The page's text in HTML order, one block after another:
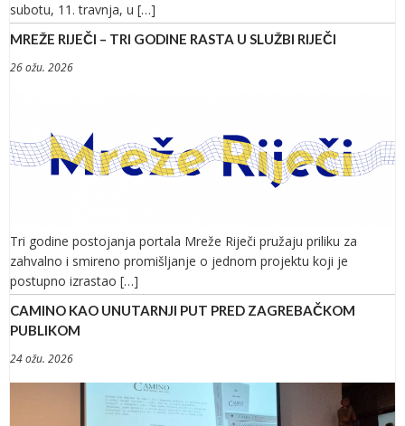
subotu, 11. travnja, u […]
MREŽE RIJEČI – TRI GODINE RASTA U SLUŽBI RIJEČI
26 ožu. 2026
Tri godine postojanja portala Mreže Riječi pružaju priliku za
zahvalno i smireno promišljanje o jednom projektu koji je
postupno izrastao […]
CAMINO KAO UNUTARNJI PUT PRED ZAGREBAČKOM
PUBLIKOM
24 ožu. 2026